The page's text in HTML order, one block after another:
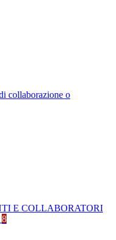
collaborazione o
E COLLABORATORI
8